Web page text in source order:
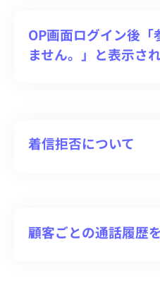
OP画面ログイン後「
ません。」と表示さ
着信拒否について
顧客ごとの通話履歴